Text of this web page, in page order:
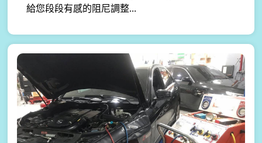
給您段段有感的阻尼調整...